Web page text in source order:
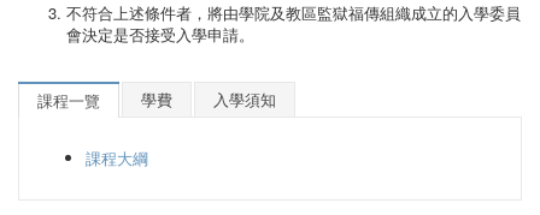
不符合上述條件者，將由學院及教區監獄福傳組織成立的入學委員
會決定是否接受入學申請。
課程一覽 學費 入學須知
課程大綱